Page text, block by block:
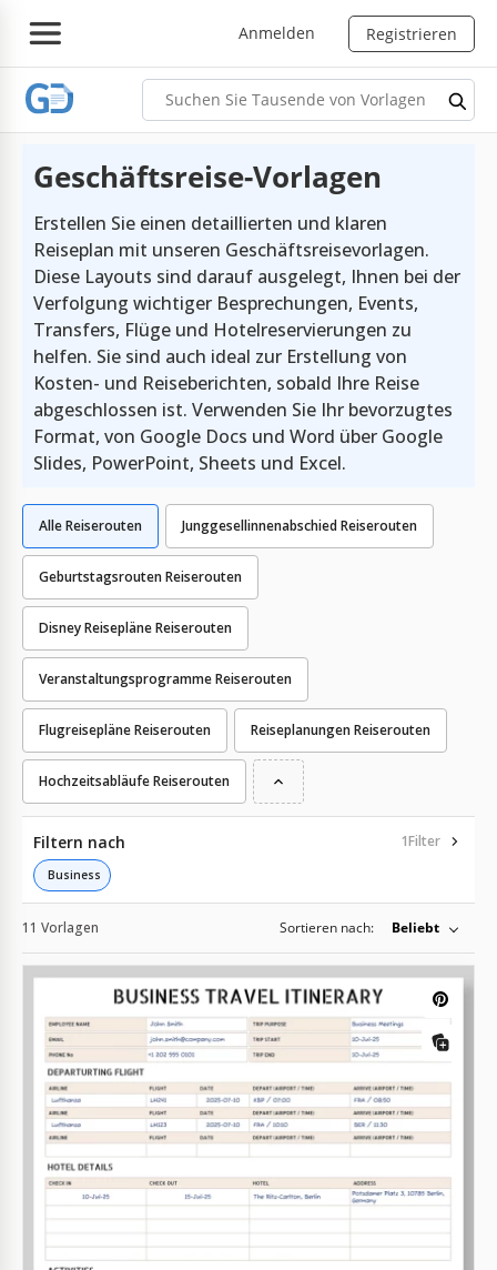
Anmelden Registrieren
Geschäftsreise-Vorlagen
Erstellen Sie einen detaillierten und klaren
Reiseplan mit unseren Geschäftsreisevorlagen.
Diese Layouts sind darauf ausgelegt, Ihnen bei der
Verfolgung wichtiger Besprechungen, Events,
Transfers, Flüge und Hotelreservierungen zu
helfen. Sie sind auch ideal zur Erstellung von
Kosten- und Reiseberichten, sobald Ihre Reise
abgeschlossen ist. Verwenden Sie Ihr bevorzugtes
Format, von Google Docs und Word über Google
Slides, PowerPoint, Sheets und Excel.
Alle Reiserouten Junggesellinnenabschied Reiserouten
Geburtstagsrouten Reiserouten
Disney Reisepläne Reiserouten
Veranstaltungsprogramme Reiserouten
Flugreisepläne Reiserouten Reiseplanungen Reiserouten
Hochzeitsabläufe Reiserouten
Filtern nach 1Filter
Business
11 Vorlagen Sortieren nach: Beliebt